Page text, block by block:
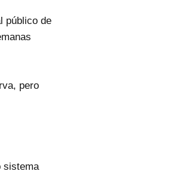
público de
pero
sistema